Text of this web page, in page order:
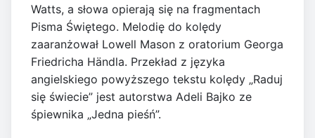
Watts, a słowa opierają się na fragmentach
Pisma Świętego. Melodię do kolędy
zaaranżował Lowell Mason z oratorium Georga
Friedricha Händla. Przekład z języka
angielskiego powyższego tekstu kolędy „Raduj
się świecie” jest autorstwa Adeli Bajko ze
śpiewnika „Jedna pieśń”.